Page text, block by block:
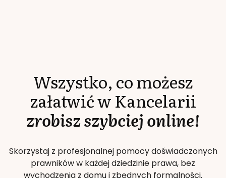
Wszystko, co możesz
załatwić w Kancelarii
zrobisz szybciej online!
Skorzystaj z profesjonalnej pomocy doświadczonych
prawników w każdej dziedzinie prawa, bez
wychodzenia z domu i zbędnych formalności.